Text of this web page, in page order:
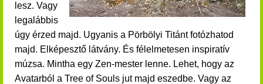
lesz. Vagy
legalábbis
úgy érzed majd. Ugyanis a Pörbölyi Titánt fotózhatod
majd. Elképesztő látvány. És félelmetesen inspiratív
múzsa. Mintha egy Zen-mester lenne. Lehet, hogy az
Avatarból a Tree of Souls jut majd eszedbe. Vagy az